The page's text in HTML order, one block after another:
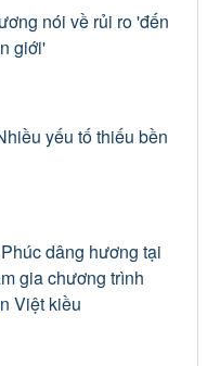
nói về rủi ro 'đến
giới'
yếu tố thiếu bền
dâng hương tại
gia chương trình
Việt kiều